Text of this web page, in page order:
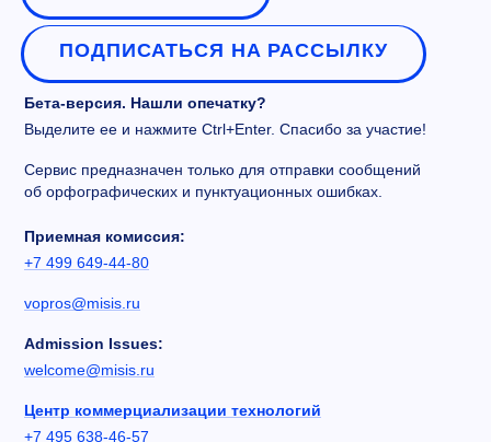
ПОДПИСАТЬСЯ НА РАССЫЛКУ
Бета-версия. Нашли опечатку?
Выделите ее и нажмите Ctrl+Enter. Спасибо за участие!
Сервис предназначен только для отправки сообщений
об орфографических и пунктуационных ошибках.
Приемная комиссия:
+7 499 649-44-80
vopros@misis.ru
Admission Issues:
welcome@misis.ru
Центр коммерциализации технологий
+7 495 638-46-57